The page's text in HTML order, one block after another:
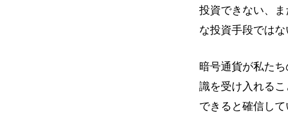
投資できない、
な投資手段ではな
暗号通貨が私た
識を受け入れる
できると確信し